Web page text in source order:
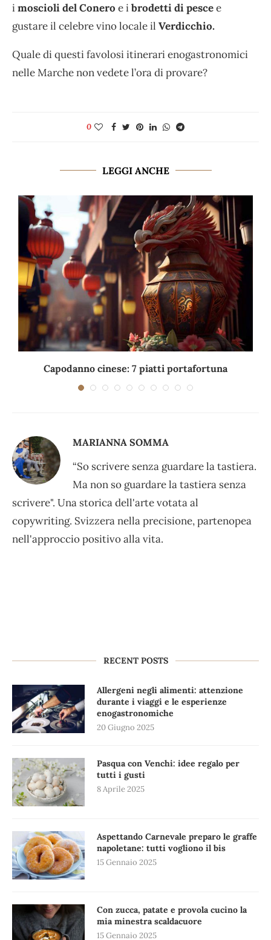
imoscioli del Conero e ibrodetti di pescee
gustare il celebre vino locale il Verdicchio.
Quale di questi favolosi itinerari enogastronomici
nelle Marche non vedete l’ora di provare?
0
LEGGI ANCHE
Capodanno cinese: 7 piatti portafortuna
MARIANNA SOMMA
“So scrivere senza guardare la tastiera.
Ma non so guardare la tastiera senza
scrivere". Una storica dell'arte votata al
copywriting. Svizzera nella precisione, partenopea
nell'approccio positivo alla vita.
RECENT POSTS
Allergeni negli alimenti: attenzione
durante i viaggi e le esperienze
enogastronomiche
20 Giugno 2025
Pasqua con Venchi: idee regalo per
tutti i gusti
8 Aprile 2025
Aspettando Carnevale preparo le graffe
napoletane: tutti vogliono il bis
15 Gennaio 2025
Con zucca, patate e provola cucino la
mia minestra scaldacuore
15 Gennaio 2025